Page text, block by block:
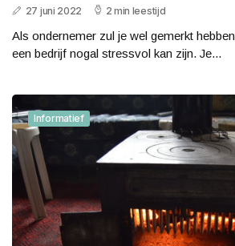
27 juni 2022 2 min leestijd
Als ondernemer zul je wel gemerkt
een bedrijf nogal stressvol kan zijn. Je...
Informatief